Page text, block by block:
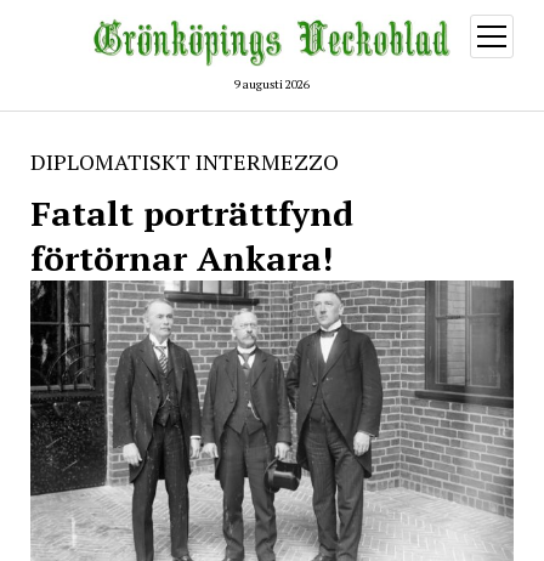
9 augusti 2026
öppna
meny
DIPLOMATISKT INTERMEZZO
Fatalt porträttfynd
förtörnar Ankara!